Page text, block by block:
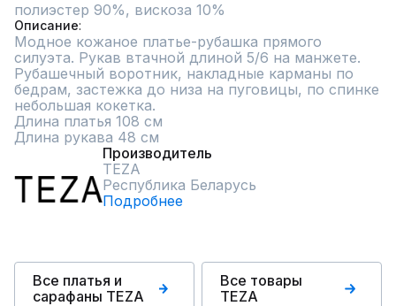
полиэстер 90%, вискоза 10%
Описание
Модное кожаное платье-рубашка прямого
силуэта. Рукав втачной длиной 5/6 на манжете.
Рубашечный воротник, накладные карманы по
бедрам, застежка до низа на пуговицы, по спинке
небольшая кокетка.
Длина платья 108 см
Длина рукава 48 см
Производитель
TEZA
Республика Беларусь
Подробнее
Все платья и
сарафаны TEZA
Все товары
TEZA